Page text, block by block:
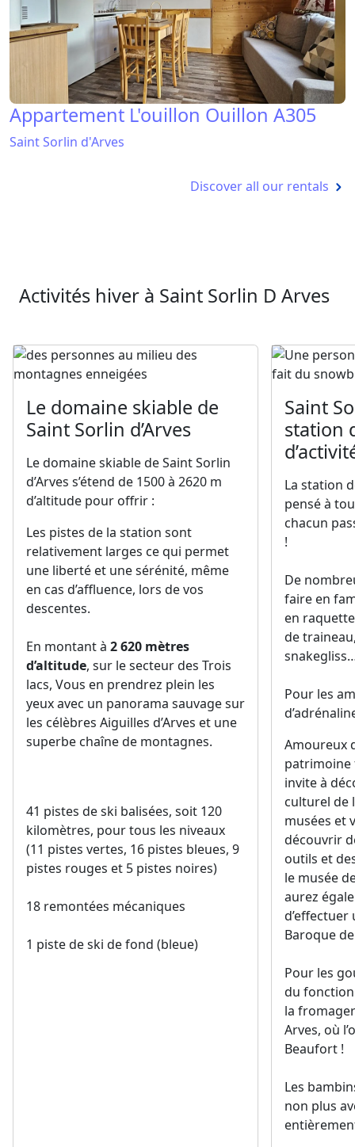
Appartement L'ouillon Ouillon A305
Saint Sorlin d'Arves
Discover all our rentals
Activités hiver à Saint Sorlin D Arves
Le domaine skiable de
Saint Sorlin d’Arves
Le domaine skiable de Saint Sorlin
d’Arves s’étend de 1500 à 2620 m
d’altitude pour offrir :
Les pistes de la station sont
relativement larges ce qui permet
une liberté et une sérénité, même
en cas d’affluence, lors de vos
descentes.
En montant à 2 620 mètres
d’altitude, sur le secteur des Trois
lacs, Vous en prendrez plein les
yeux avec un panorama sauvage sur
les célèbres Aiguilles d’Arves et une
superbe chaîne de montagnes.
41 pistes de ski balisées, soit 120
kilomètres, pour tous les niveaux
(11 pistes vertes, 16 pistes bleues, 9
pistes rouges et 5 pistes noires)
18 remontées mécaniques
1 piste de ski de fond (bleue)
Saint
station
La station
pensé à
chacun
!
De
faire en
en
de
Pour les
Amoureux
patrimoine
invite à
culturel de
musées et
découvrir
outils et
le musée
aurez
d’effectuer
Baroque
Pour les
du
la
Arves, où
Beaufort !
Les
non plus